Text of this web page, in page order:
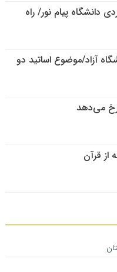
دانشگاه پیام نور/ راه
آزاد/موضوع اساتید دو
رخ می‌دهد
قرآن